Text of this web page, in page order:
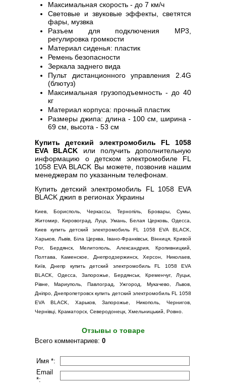
Максимальная скорость - до 7 км/ч
Световые и звуковые эффекты, светятся
фары, музвка
Разъем для подключения MP3,
регулировка громкости
Материал сиденья: пластик
Ремень безопасности
Зеркала заднего вида
Пульт дистанционного управления 2.4G
(блютуз)
Максимальная грузоподъемность - до 40
кг
Материал корпуса: прочный пластик
Размеры джипа: длина - 100 см, ширина -
69 см, высота - 53 см
Купить детский электромобиль FL 1058
EVA BLACK или получить дополнительную
информацию о детском электромобиле FL
1058 EVA BLACK Вы можете, позвонив нашим
менеджерам по указанным телефонам.
Купить детский электромобиль FL 1058 EVA
BLACK джип в регионах Украины
Киев, Борисполь, Черкассы, Тернопіль, Бровары, Сумы,
Житомир, Кировоград, Луцк, Умань, Белая Церковь, Одесса,
Киев купить детский электромобиль FL 1058 EVA BLACK,
Харьков, Львів, Біла Церква, Івано-Франківськ, Вінниця, Кривой
Рог, Бердянск, Мелитополь, Александрия, Кропивницкий,
Полтава, Каменское, Днепродзержинск, Херсон, Николаев,
Київ, Днепр купить детский электромобиль FL 1058 EVA
BLACK, Одесса, Запорожье, Бердянськ, Кременчуг, Луцьк,
Рівне, Мариуполь, Павлоград, Ужгород, Мукачево, Львов,
Дніпро, Днепропетровск купить детский электромобиль FL 1058
EVA BLACK, Харьков, Запорожье, Никополь, Чернигов,
Чернівці, Краматорск, Северодонецк, Хмельницький, Ровно.
Отзывы о товаре
Всего комментариев: 0
Имя *:
Email
*: